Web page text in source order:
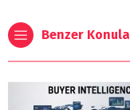
Benzer